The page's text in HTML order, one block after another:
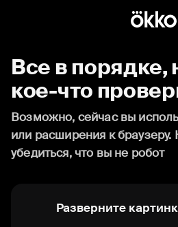
Все в порядке,
кое-что
Возможно, сейчас вы
или расширения к
убедиться, что вы не робот
Разверните